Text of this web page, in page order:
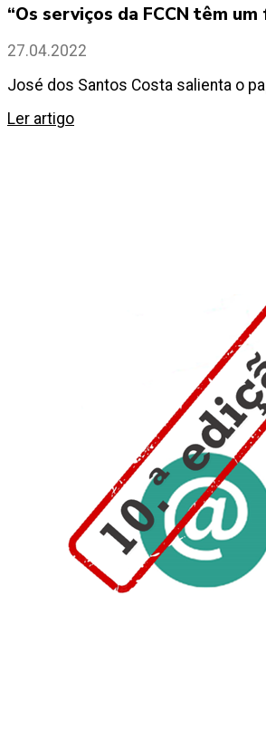
“Os serviços da FCCN têm
27.04.2022
José dos Santos Costa salienta o
Ler artigo